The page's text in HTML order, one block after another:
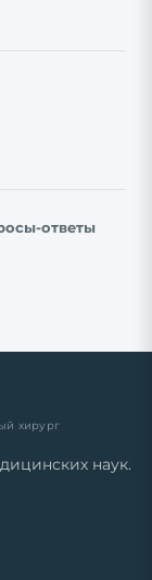
ответы
хирург
наук.